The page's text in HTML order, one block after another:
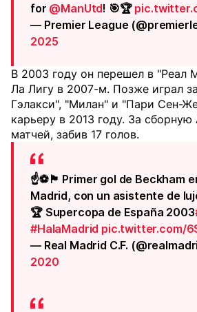
for @ManUtd! 🎯🏆
— Premier League
2025
В 2003 году он перешел в "Реал
Ла Лигу в 2007-м. Позже играл
Гэлакси", "Милан" и "Пари Сен-
карьеру в 2013 году. За сборную
матчей, забив 17 голов.
☝⚽🏴󠁧󠁢󠁥󠁮󠁧󠁿 Primer gol de Beckham
Madrid, con un asistente de
🏆 Supercopa de España 2003
#HalaMadrid pic.twitter.com/
— Real Madrid C.F.
2020